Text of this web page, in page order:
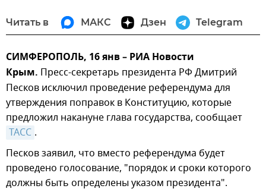
Читать в МАКС Дзен Telegram
СИМФЕРОПОЛЬ, 16 янв – РИА Новости
Крым. Пресс-секретарь президента РФ Дмитрий
Песков исключил проведение референдума для
утверждения поправок в Конституцию, которые
предложил накануне глава государства, сообщает
ТАСС .
Песков заявил, что вместо референдума будет
проведено голосование, "порядок и сроки которого
должны быть определены указом президента".